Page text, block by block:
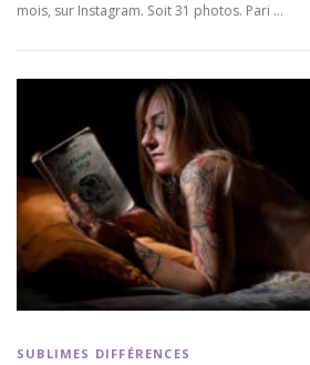
mois, sur Instagram. Soit 31 photos. Pari …
SUBLIMES DIFFÉRENCES